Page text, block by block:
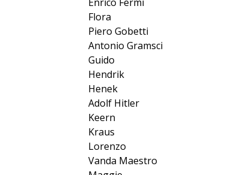
Flora
Piero Gobetti
Antonio Gramsci
Guido
Hendrik
Henek
Adolf Hitler
Keern
Kraus
Lorenzo
Vanda Maestro